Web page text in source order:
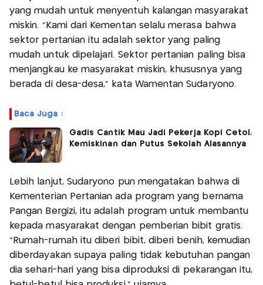
yang mudah untuk menyentuh kalangan masyarakat
miskin. “Kami dari Kementan selalu merasa bahwa
sektor pertanian itu adalah sektor yang paling
mudah untuk dipelajari. Sektor pertanian paling bisa
menjangkau ke masyarakat miskin, khususnya yang
berada di desa-desa,” kata Wamentan Sudaryono.
Baca Juga :
Gadis Cantik Mau Jadi Pekerja Kopi Cetol,
Kemiskinan dan Putus Sekolah Alasannya
Lebih lanjut, Sudaryono pun mengatakan bahwa di
Kementerian Pertanian ada program yang bernama
Pangan Bergizi, itu adalah program untuk membantu
kepada masyarakat dengan pemberian bibit gratis.
“Rumah-rumah itu diberi bibit, diberi benih, kemudian
diberdayakan supaya paling tidak kebutuhan pangan
dia sehari-hari yang bisa diproduksi di pekarangan itu,